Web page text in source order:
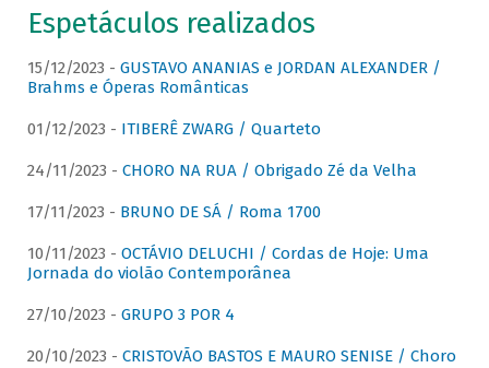
Espetáculos realizados
15/12/2023 - GUSTAVO ANANIAS e JORDAN ALEXANDER /
Brahms e Óperas Românticas
01/12/2023 - ITIBERÊ ZWARG / Quarteto
24/11/2023 - CHORO NA RUA / Obrigado Zé da Velha
17/11/2023 - BRUNO DE SÁ / Roma 1700
10/11/2023 - OCTÁVIO DELUCHI / Cordas de Hoje: Uma
Jornada do violão Contemporânea
27/10/2023 - GRUPO 3 POR 4
20/10/2023 - CRISTOVÃO BASTOS E MAURO SENISE / Choro